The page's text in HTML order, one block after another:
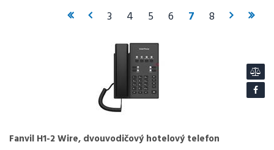
3 4 5 6 7 8
Fanvil H1-2 Wire, dvouvodičový hotelový telefon